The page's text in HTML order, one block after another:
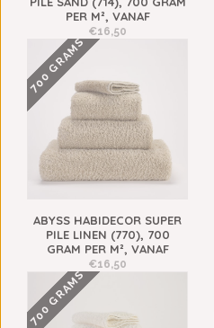
PER M², VANAF
€16,50
700 GRAMS
ABYSS HABIDECOR SUPER
PILE LINEN (770), 700
GRAM PER M², VANAF
€16,50
700 GRAMS